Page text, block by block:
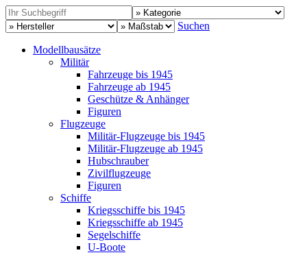
Suchen
Modellbausätze
Militär
Fahrzeuge bis 1945
Fahrzeuge ab 1945
Geschütze & Anhänger
Figuren
Flugzeuge
Militär-Flugzeuge bis 1945
Militär-Flugzeuge ab 1945
Hubschrauber
Zivilflugzeuge
Figuren
Schiffe
Kriegsschiffe bis 1945
Kriegsschiffe ab 1945
Segelschiffe
U-Boote